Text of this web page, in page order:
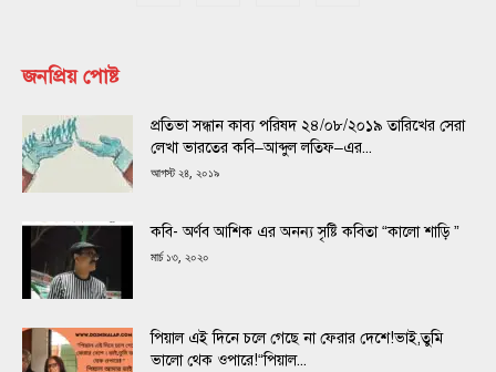
জনপ্রিয় পোষ্ট
প্রতিভা সন্ধান কাব্য পরিষদ ২৪/০৮/২০১৯ তারিখের সেরা
লেখা ভারতের কবি–আব্দুল লতিফ–এর...
আগস্ট ২৪, ২০১৯
কবি- অর্ণব আশিক এর অনন্য সৃষ্টি কবিতা “কালো শাড়ি ”
মার্চ ১৩, ২০২০
পিয়াল এই দিনে চলে গেছে না ফেরার দেশে!ভাই,তুমি
ভালো থেক ওপারে!“পিয়াল...